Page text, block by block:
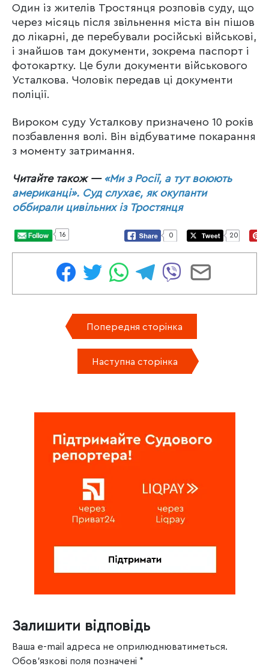
Один із жителів Тростянця розповів суду, що
через місяць після звільнення міста він пішов
до лікарні, де перебували російські військові,
і знайшов там документи, зокрема паспорт і
фотокартку. Це були документи військового
Усталкова. Чоловік передав ці документи
поліції.
Вироком суду Усталкову призначено 10 років
позбавлення волі. Він відбуватиме покарання
з моменту затримання.
Читайте також — «Ми з Росії, а тут воюють
американці». Суд слухає, як окупанти
оббирали цивільних із Тростянця
16 0 20
Попередня сторінка
Наступна сторінка
Залишити відповідь
Ваша e-mail адреса не оприлюднюватиметься.
Обов’язкові поля позначені *